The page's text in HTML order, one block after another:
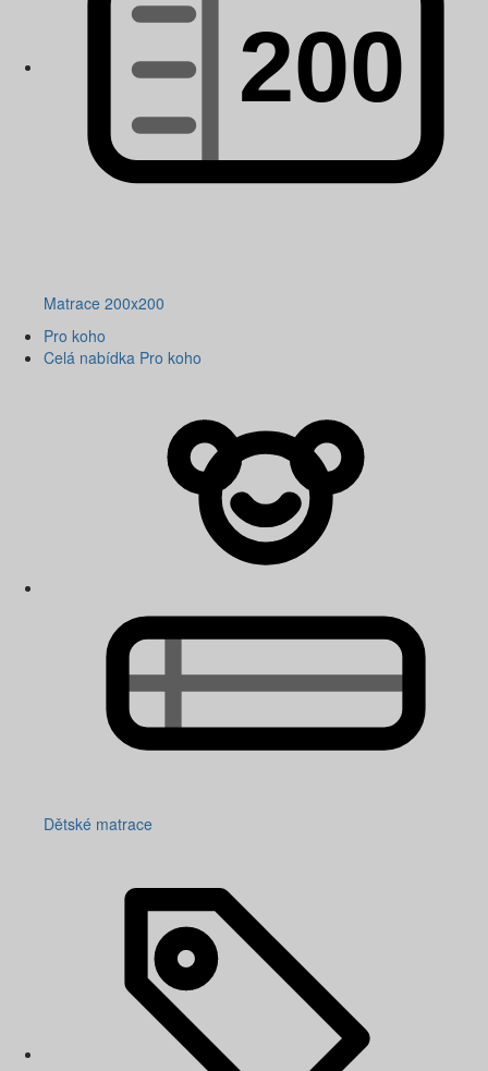
Matrace 200x200
Pro koho
Celá nabídka Pro koho
Dětské matrace